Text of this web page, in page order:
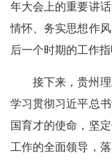
年大会上的重要讲
情怀、务实思想作
后一个时期的工作
接下来，贵州
学习贯彻习近平总
国育才的使命，坚
工作的全面领导，